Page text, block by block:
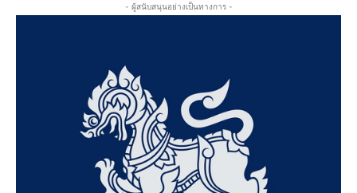
- ผู้สนับสนุนอย่างเป็นทางการ -